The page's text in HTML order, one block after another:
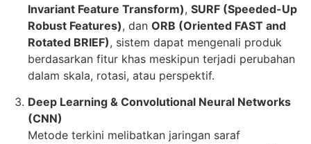
Invariant Feature Transform), SURF (Speeded-Up
Robust Features), dan ORB (Oriented FAST and
Rotated BRIEF), sistem dapat mengenali produk
berdasarkan fitur khas meskipun terjadi perubahan
dalam skala, rotasi, atau perspektif.
Deep Learning & Convolutional Neural Networks
(CNN)
Metode terkini melibatkan jaringan saraf